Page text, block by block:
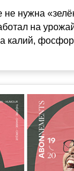
нужна
на
калий,